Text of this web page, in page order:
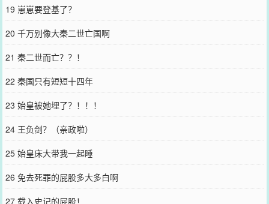
19 崽崽要登基了？
20 千万别像大秦二世亡国啊
21 秦二世而亡？？！
22 秦国只有短短十四年
23 始皇被她埋了？！！！
24 王负剑？（亲政啦）
25 始皇床大带我一起睡
26 免去死罪的屁股多大多白啊
27 载入史记的屁股！